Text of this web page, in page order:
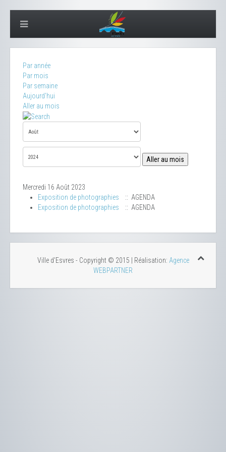
Par année
Par mois
Par semaine
Aujourd'hui
Aller au mois
Aller au mois
Mercredi 16 Août 2023
Exposition de photographies
:: AGENDA
Exposition de photographies
:: AGENDA
Ville d'Esvres - Copyright © 2015 | Réalisation: Agence
WEBPARTNER